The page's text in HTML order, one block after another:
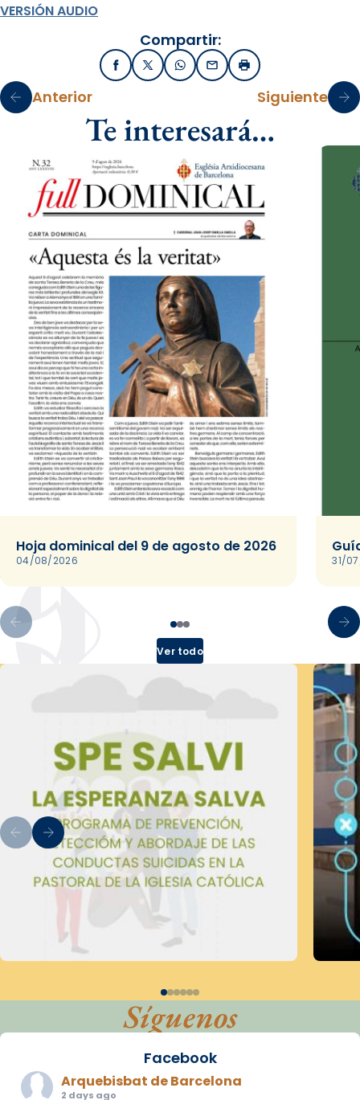
VERSIÓN AUDIO
Compartir:
FacebookX / TwitterWhatsApp
EmailImprimir
Anterior Siguiente
Te interesará…
Hoja dominical del 9 de agosto de 2026
04/08/2026 31/
Ver todo
Síguenos
Facebook
Arquebisbat de Barcelona
2 days ago